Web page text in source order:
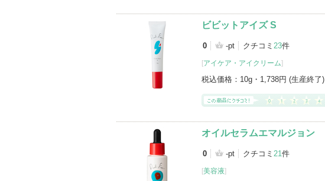
ビビットアイズ S
0 -pt クチコミ 23件
[アイケア・アイクリーム]
税込価格： 10g・1,738円 (生産終了)
オイルセラムエマルジョン
0 -pt クチコミ 21件
[美容液]